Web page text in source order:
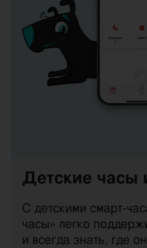
Детские часы
С детскими смарт-
часы» легко
и всегда знать, где